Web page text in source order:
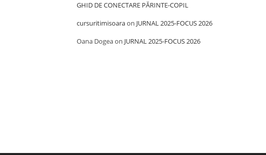
GHID DE CONECTARE PĂRINTE-COPIL
cursuritimisoaraon JURNAL 2025-FOCUS 2026
Oana Dogeaon JURNAL 2025-FOCUS 2026